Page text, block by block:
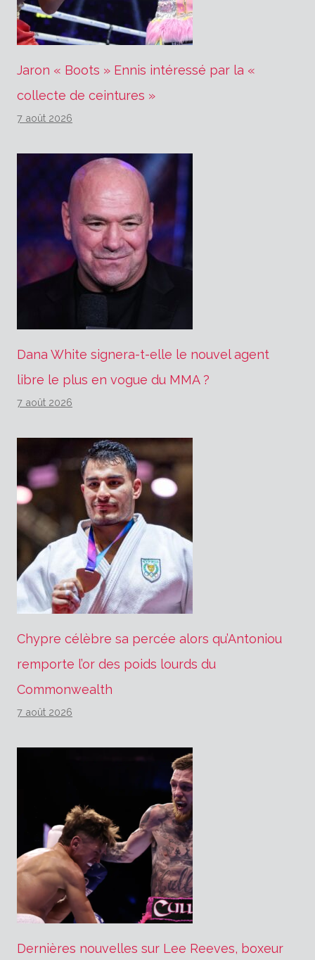
Jaron « Boots » Ennis intéressé par la «
collecte de ceintures »
7 août 2026
Dana White signera-t-elle le nouvel agent
libre le plus en vogue du MMA ?
7 août 2026
Chypre célèbre sa percée alors qu’Antoniou
remporte l’or des poids lourds du
Commonwealth
7 août 2026
Dernières nouvelles sur Lee Reeves, boxeur